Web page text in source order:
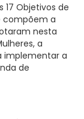
Objetivos de
compõem a
nesta
a
implementar a
de